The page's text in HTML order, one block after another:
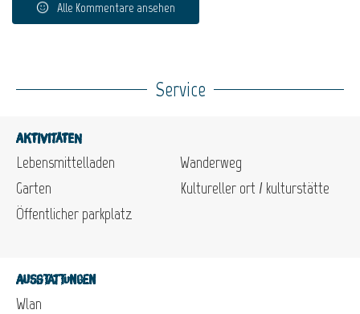
Alle Kommentare ansehen
Service
Aktivitäten
Lebensmittelladen
Garten
Öffentlicher parkplatz
Wanderweg
Kultureller ort / kulturstätte
Ausstattungen
Wlan